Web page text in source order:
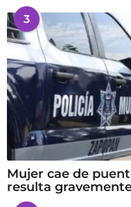
3
Mujer cae de
resulta